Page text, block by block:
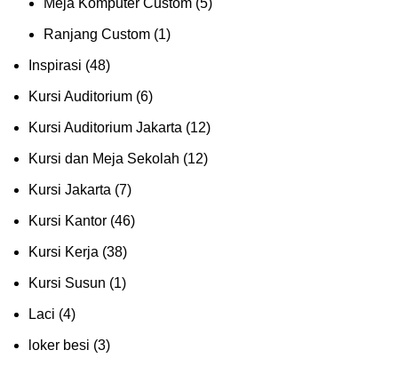
Meja Komputer Custom (5)
Ranjang Custom (1)
Inspirasi (48)
Kursi Auditorium (6)
Kursi Auditorium Jakarta (12)
Kursi dan Meja Sekolah (12)
Kursi Jakarta (7)
Kursi Kantor (46)
Kursi Kerja (38)
Kursi Susun (1)
Laci (4)
loker besi (3)